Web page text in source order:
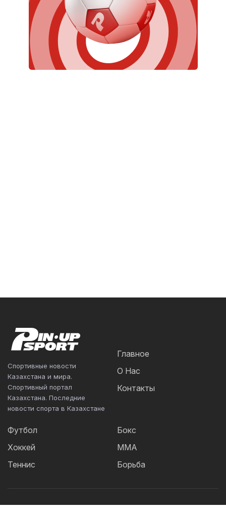
Спортивные новости
Казахстана и мира.
Спортивный портал
Казахстана. Последние
новости спорта в Казахстане
Главное
О Нас
Контакты
Футбол
Хоккей
Теннис
Бокс
ММА
Борьба